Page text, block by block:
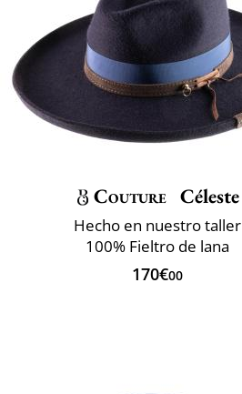
Couture Céleste
Hecho en nuestro taller
100% Fieltro de lana
170€00